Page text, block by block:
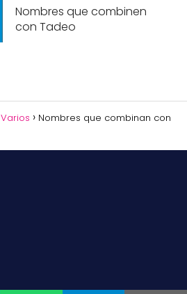
Nombres que combinen
con Tadeo
Varios
Nombres que combinan con